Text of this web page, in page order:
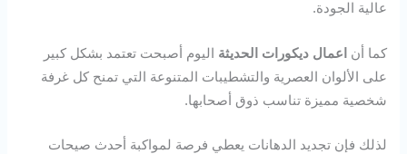
عالية الجودة.
كما أن اعمال ديكورات الحديثة اليوم أصبحت تعتمد بشكل كبير
على الألوان العصرية والتشطيبات المتنوعة التي تمنح كل غرفة
شخصية مميزة تناسب ذوق أصحابها.
لذلك فإن تجديد الدهانات يعطي فرصة لمواكبة أحدث صيحات